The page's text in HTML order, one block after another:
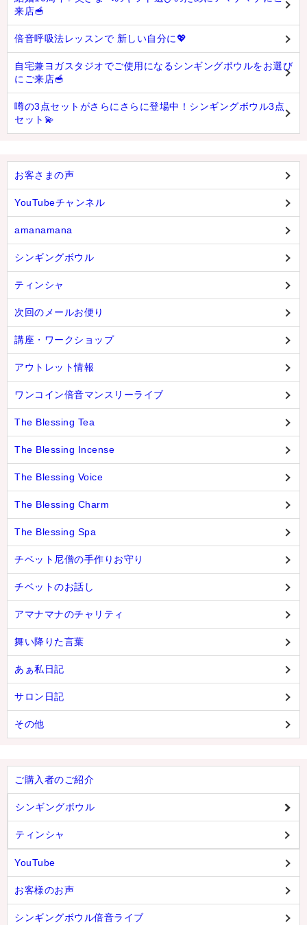
来店🥣
倍音呼吸法レッスンで 新しい自分に💖
自宅兼ヨガスタジオでご使用になるシンギングボウルをお選び
にご来店🥣
噂の3点セットがさらにさらに登場中！シンギングボウル3点
セット💫
お客さまの声
YouTubeチャンネル
amanamana
シンギングボウル
ティンシャ
次回のメールお便り
講座・ワークショップ
アウトレット情報
ワンコイン倍音マンスリーライブ
The Blessing Tea
The Blessing Incense
The Blessing Voice
The Blessing Charm
The Blessing Spa
チベット尼僧の手作りお守り
チベットのお話し
アマナマナのチャリティ
舞い降りた言葉
あぁ私日記
サロン日記
その他
ご購入者のご紹介
シンギングボウル
ティンシャ
YouTube
お客様のお声
シンギングボウル倍音ライブ